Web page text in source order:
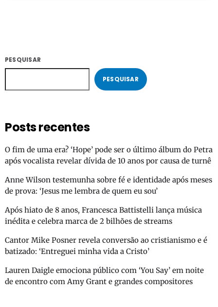
PESQUISAR
PESQUISAR
Posts recentes
O fim de uma era? ‘Hope’ pode ser o último álbum do Petra
após vocalista revelar dívida de 10 anos por causa de turnê
Anne Wilson testemunha sobre fé e identidade após meses
de prova: ‘Jesus me lembra de quem eu sou’
Após hiato de 8 anos, Francesca Battistelli lança música
inédita e celebra marca de 2 bilhões de streams
Cantor Mike Posner revela conversão ao cristianismo e é
batizado: ‘Entreguei minha vida a Cristo’
Lauren Daigle emociona público com ‘You Say’ em noite
de encontro com Amy Grant e grandes compositores